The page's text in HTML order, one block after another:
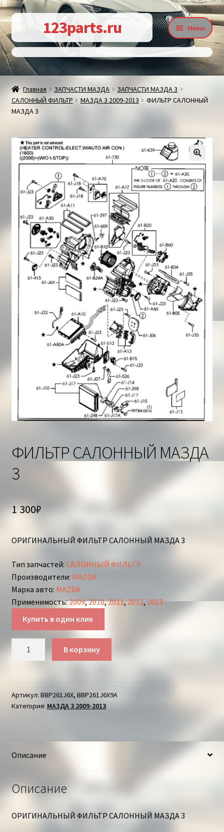
Перейти
к
навигации
Перейти
к
содержимому
123parts.ru Меню
Контакты
Статьи
Доставка и оплата
Корзина
Главная ЗАПЧАСТИ МАЗДА
ЗАПЧАСТИ МАЗДА 3
САЛОННЫЙ ФИЛЬТР
МАЗДА 3 2009-2013
ФИЛЬТР САЛОННЫЙ
МАЗДА 3
🔍
ФИЛЬТР САЛОННЫЙ МАЗДА
3
1 300₽
ОРИГИНАЛЬНЫЙ ФИЛЬТР САЛОННЫЙ МАЗДА 3
Тип запчастей: САЛОННЫЙ ФИЛЬТР
Производители: MAZDA
Марка авто: MAZDA
Применимость:2009,2010,2011,2012, 2013
Купить в один клик
МАЗДА
3
В корзину
Артикул: BBP261J6X, BBP261J6X9A
Категория: МАЗДА 3 2009-2013
Описание
Описание
ОРИГИНАЛЬНЫЙ ФИЛЬТР САЛОННЫЙ МАЗДА 3